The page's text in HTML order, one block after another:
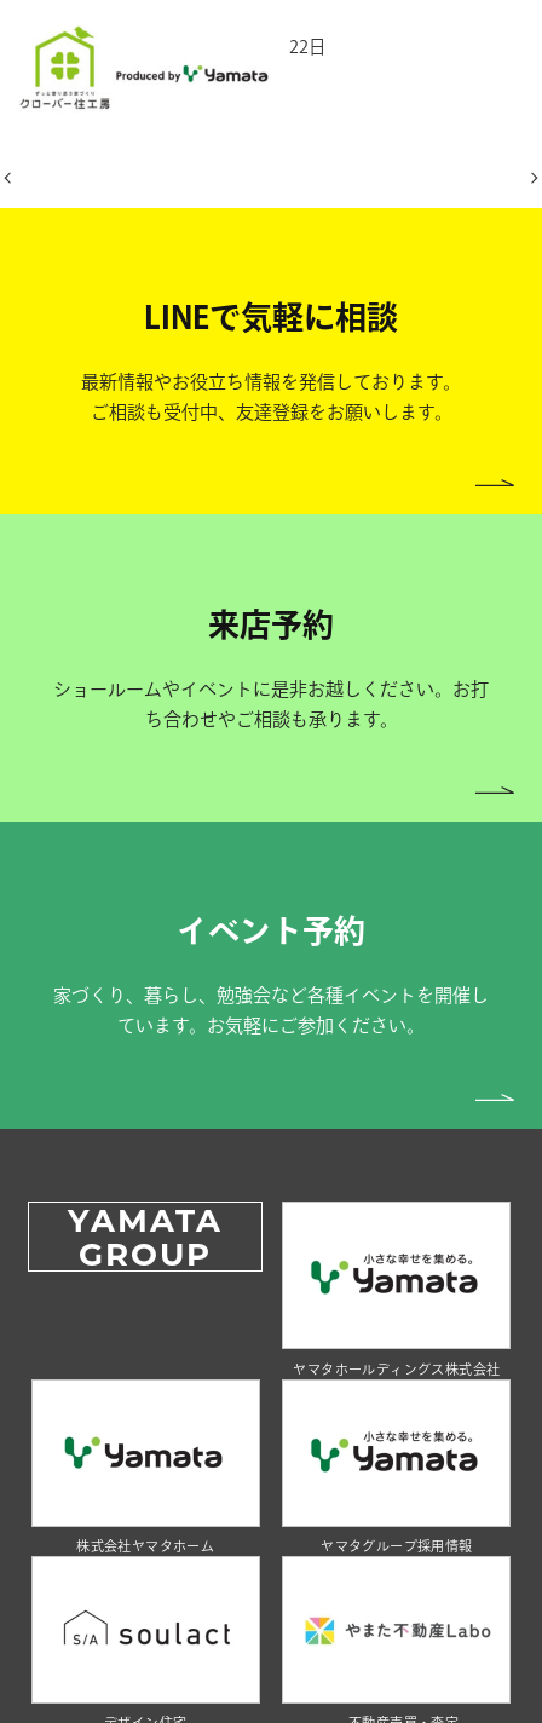
2025年9月22日
LINEで気軽に相談
最新情報やお役立ち情報を発信しております。
ご相談も受付中、友達登録をお願いします。
来店予約
ショールームやイベントに是非お越しください。お打
ち合わせやご相談も承ります。
イベント予約
家づくり、暮らし、勉強会など各種イベントを開催し
ています。お気軽にご参加ください。
YAMATA
GROUP
ヤマタホールディングス株式会社
株式会社ヤマタホーム ヤマタグループ採用情報